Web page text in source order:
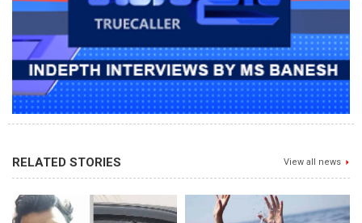
RELATED STORIES View all news